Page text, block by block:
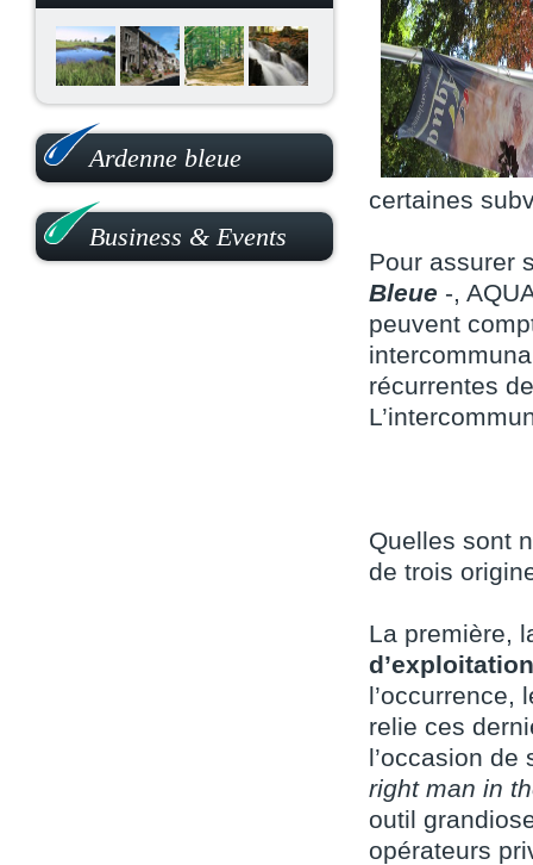
certaines
Pour assurer
Bleue -,
peuvent
récurrentes
Quelles sont
de trois
La première,
d’exploitation
l’occurrence,
relie ces
l’occasion
right man in
outil
opérateurs
Ardenne bleue
Business & Events